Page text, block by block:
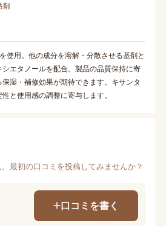
剤
使用。他の成分を溶解・分散させる基剤と
エタノールを配合。製品の品質保持に寄
湿・補修効果が期待できます。キサンタ
と使用感の調整に寄与します。
最初の口コミを投稿してみませんか？
口コミを書く